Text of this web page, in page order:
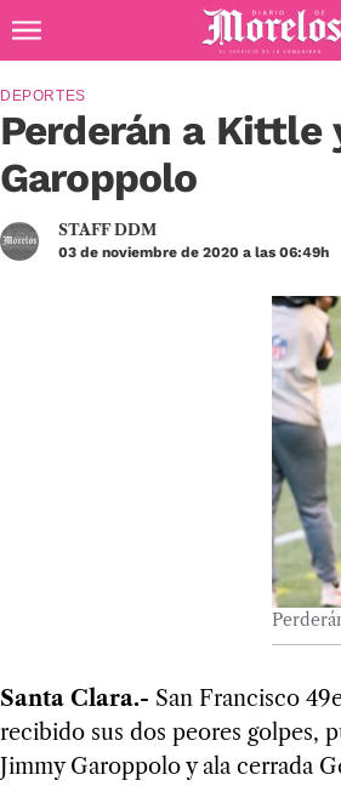
Diario de Morelos
Perderán a Kittle
Garoppolo
DEPORTES
STAFF DDM
03 de noviembre de 2020 a las 06:49h
Santa Clara.- San Francisco
recibido sus dos peores golpes,
Jimmy Garoppolo y ala cerrada